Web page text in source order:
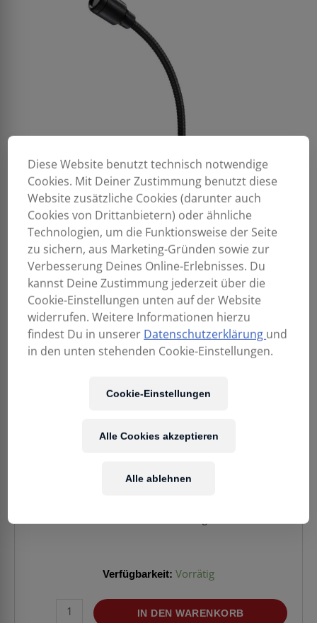
39,00€
Verfügbarkeit: Vorrätig
IN DEN WARENKORB
Diese Website benutzt technisch notwendige
Cookies. Mit Deiner Zustimmung benutzt diese
Website zusätzliche Cookies (darunter auch
Cookies von Drittanbietern) oder ähnliche
Technologien, um die Funktionsweise der Seite
zu sichern, aus Marketing-Gründen sowie zur
Verbesserung Deines Online-Erlebnisses. Du
kannst Deine Zustimmung jederzeit über die
Cookie-Einstellungen unten auf der Website
widerrufen. Weitere Informationen hierzu
findest Du in unserer Datenschutzerklärung und
in den unten stehenden Cookie-Einstellungen.
Cookie-Einstellungen
Alle ablehnen
Alle Cookies akzeptieren